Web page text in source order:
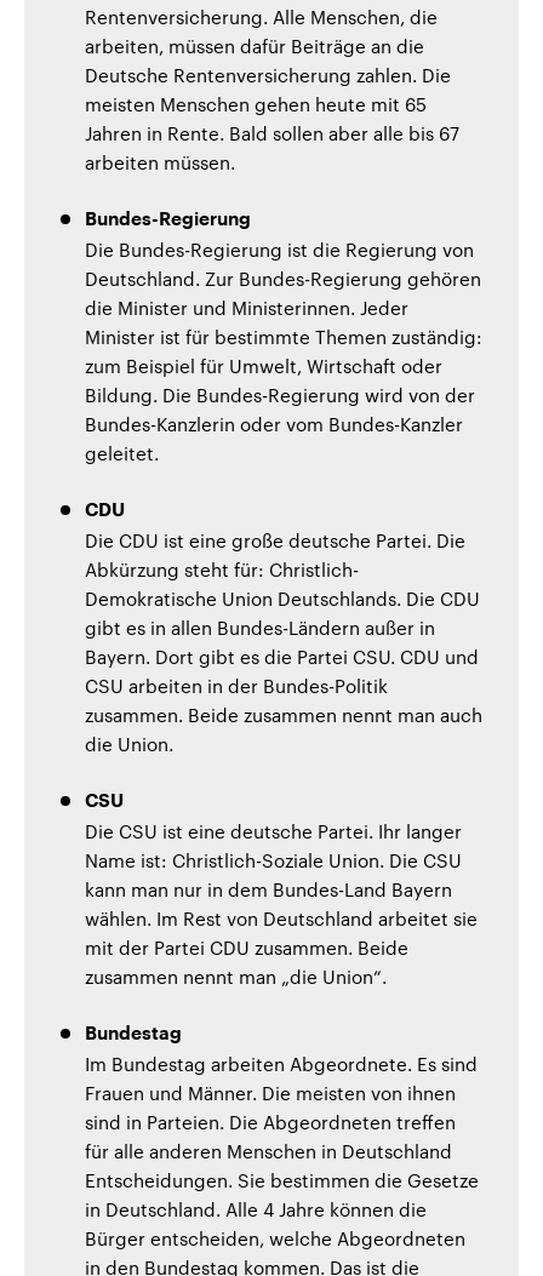
Rentenversicherung. Alle Menschen, die
arbeiten, müssen dafür Beiträge an die
Deutsche Rentenversicherung zahlen. Die
meisten Menschen gehen heute mit 65
Jahren in Rente. Bald sollen aber alle bis 67
arbeiten müssen.
Bundes-Regierung
Die Bundes-Regierung ist die Regierung von
Deutschland. Zur Bundes-Regierung gehören
die Minister und Ministerinnen. Jeder
Minister ist für bestimmte Themen zuständig:
zum Beispiel für Umwelt, Wirtschaft oder
Bildung. Die Bundes-Regierung wird von der
Bundes-Kanzlerin oder vom Bundes-Kanzler
geleitet.
CDU
Die CDU ist eine große deutsche Partei. Die
Abkürzung steht für: Christlich-
Demokratische Union Deutschlands. Die CDU
gibt es in allen Bundes-Ländern außer in
Bayern. Dort gibt es die Partei CSU. CDU und
CSU arbeiten in der Bundes-Politik
zusammen. Beide zusammen nennt man auch
die Union.
CSU
Die CSU ist eine deutsche Partei. Ihr langer
Name ist: Christlich-Soziale Union. Die CSU
kann man nur in dem Bundes-Land Bayern
wählen. Im Rest von Deutschland arbeitet sie
mit der Partei CDU zusammen. Beide
zusammen nennt man „die Union“.
Bundestag
Im Bundestag arbeiten Abgeordnete. Es sind
Frauen und Männer. Die meisten von ihnen
sind in Parteien. Die Abgeordneten treffen
für alle anderen Menschen in Deutschland
Entscheidungen. Sie bestimmen die Gesetze
in Deutschland. Alle 4 Jahre können die
Bürger entscheiden, welche Abgeordneten
in den Bundestag kommen. Das ist die